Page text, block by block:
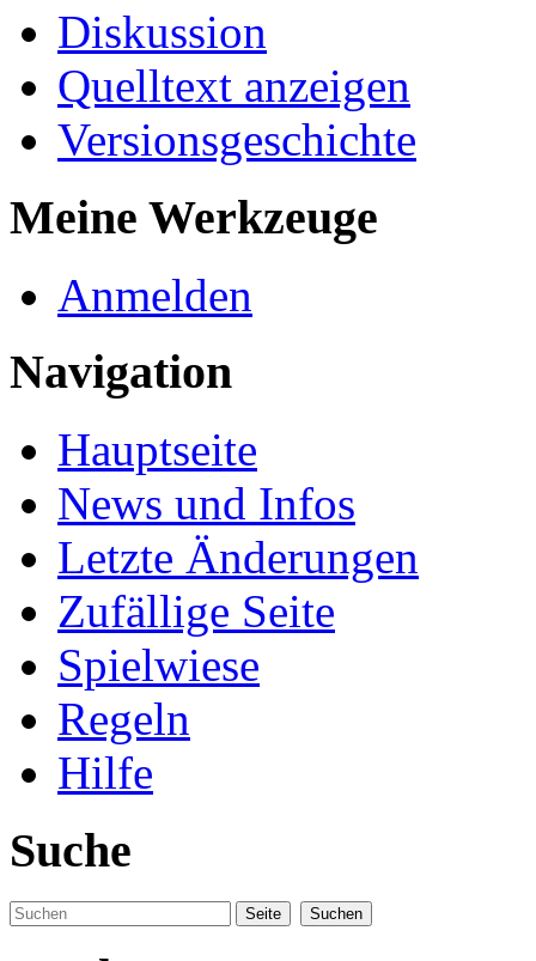
Diskussion
Quelltext anzeigen
Versionsgeschichte
Meine Werkzeuge
Anmelden
Navigation
Hauptseite
News und Infos
Letzte Änderungen
Zufällige Seite
Spielwiese
Regeln
Hilfe
Suche